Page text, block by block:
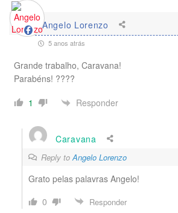
Angelo Lorenzo
5 anos atrás
Grande trabalho, Caravana!
Parabéns! ????
1
Responder
Caravana
Reply toAngelo Lorenzo
Grato pelas palavras Angelo!
0
Responder